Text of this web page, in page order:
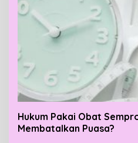
Hukum Pakai Obat
Membatalkan Puasa?